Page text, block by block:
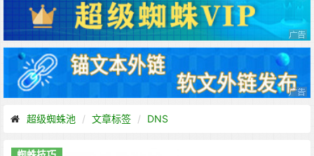
超级蜘蛛池 文章标签 DNS